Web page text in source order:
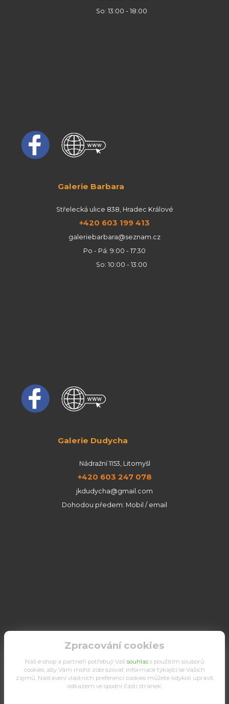
So: 13:00 - 18:00
Galerie Barbara
Střelecká ulice 838, Hradec Králové
+420 603 199 413
galeriebarbara@seznam.cz
Po - Pá: 9:00 - 17:30
So: 10:00 - 13:00
Galerie Dudycha
Nádražní 1153, Litomyšl
+420 603 247 078
jkdudycha@gmail.com
Dohodou předem: Mobil / email
Zpracování cookies
Náš e-shop a partneři potřebují Váš souhlass použitím souborů
cookies, aby Vám mohli zobrazovat informace týkající se Vašich
zájmů. Nastavení vlastních preferencí cookies můžete kdykoli upravit
odkazem ve spodní části stránek.